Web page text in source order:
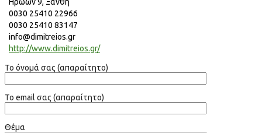
0030 25410 22966
0030 25410 83147
info@dimitreios.gr
http://www.dimitreios.gr/
Το όνομά σας (απαραίτητο)
Το email σας (απαραίτητο)
Θέμα